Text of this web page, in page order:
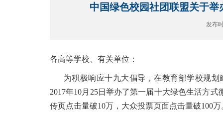
中国绿色校园社团联盟关于
发
各高等学校、有关单位：
为积极响应十九大倡导，在教育部学校规
2017年10月25日举办了第一届十大绿色生活方
传页点击量破10万，大众投票页面点击量破100万